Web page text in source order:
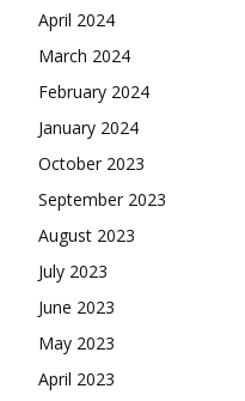
April 2024
March 2024
February 2024
January 2024
October 2023
September 2023
August 2023
July 2023
June 2023
May 2023
April 2023